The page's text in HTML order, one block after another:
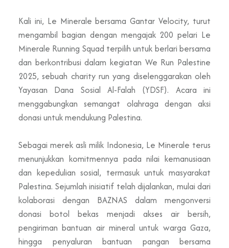
Kali ini, Le Minerale bersama Gantar Velocity, turut
mengambil bagian dengan mengajak 200 pelari Le
Minerale Running Squad terpilih untuk berlari bersama
dan berkontribusi dalam kegiatan We Run Palestine
2025, sebuah charity run yang diselenggarakan oleh
Yayasan Dana Sosial Al-Falah (YDSF). Acara ini
menggabungkan semangat olahraga dengan aksi
donasi untuk mendukung Palestina.
Sebagai merek asli milik Indonesia, Le Minerale terus
menunjukkan komitmennya pada nilai kemanusiaan
dan kepedulian sosial, termasuk untuk masyarakat
Palestina. Sejumlah inisiatif telah dijalankan, mulai dari
kolaborasi dengan BAZNAS dalam mengonversi
donasi botol bekas menjadi akses air bersih,
pengiriman bantuan air mineral untuk warga Gaza,
hingga penyaluran bantuan pangan bersama